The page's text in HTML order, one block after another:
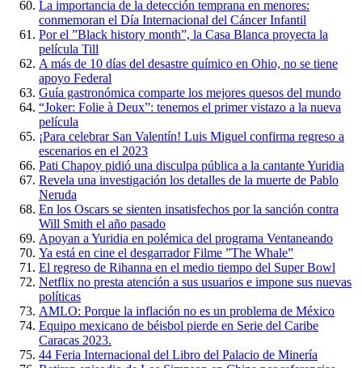
La importancia de la detección temprana en menores:
conmemoran el Día Internacional del Cáncer Infantil
Por el ”Black history month”, la Casa Blanca proyecta la
película Till
A más de 10 días del desastre químico en Ohio, no se tiene
apoyo Federal
Guía gastronómica comparte los mejores quesos del mundo
“Joker: Folie à Deux”: tenemos el primer vistazo a la nueva
película
¡Para celebrar San Valentín! Luis Miguel confirma regreso a
escenarios en el 2023
Pati Chapoy pidió una disculpa pública a la cantante Yuridia
Revela una investigación los detalles de la muerte de Pablo
Neruda
En los Oscars se sienten insatisfechos por la sanción contra
Will Smith el año pasado
Apoyan a Yuridia en polémica del programa Ventaneando
Ya está en cine el desgarrador Filme ”The Whale”
El regreso de Rihanna en el medio tiempo del Super Bowl
Netflix no presta atención a sus usuarios e impone sus nuevas
políticas
AMLO: Porque la inflación no es un problema de México
Equipo mexicano de béisbol pierde en Serie del Caribe
Caracas 2023.
44 Feria Internacional del Libro del Palacio de Minería